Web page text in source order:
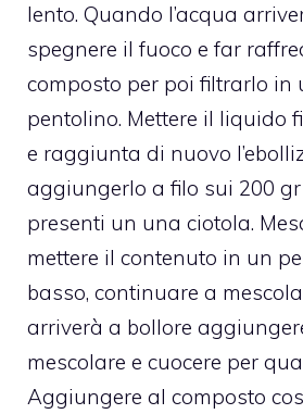
lento. Quando l’acqua
spegnere il fuoco e far
composto per poi filtrarlo in
pentolino. Mettere il liquido
e raggiunta di nuovo
aggiungerlo a filo sui 200 gr
presenti un una ciotola.
mettere il contenuto in un
basso, continuare a
arriverà a bollore
mescolare e cuocere per
Aggiungere al composto